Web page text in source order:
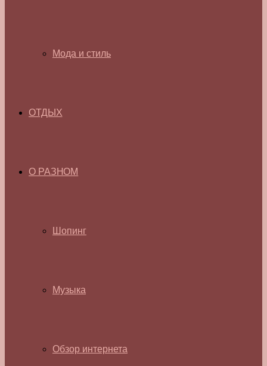
Мода и стиль
ОТДЫХ
О РАЗНОМ
Шопинг
Музыка
Обзор интернета